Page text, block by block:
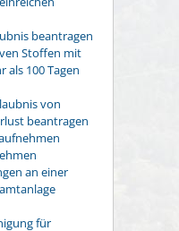
beantragen
Stoffen mit
als 100 Tagen
von
beantragen
an einer
für